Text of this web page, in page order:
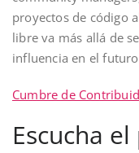
proyectos de código
libre va más allá de
influencia en el
Cumbre de
Escucha